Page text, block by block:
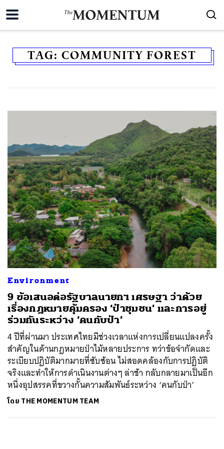
TAG: COMMUNITY FOREST
Environment
9 ข้อเสนอต่อรัฐบาลนายกฯ เศรษฐา ว่าด้วย
เรื่องกฎหมายคุ้มครอง ‘ป่าชุมชน’ และการอยู่
ร่วมกันระหว่าง ‘คนกับป่า’
4 ปีที่ผ่านมา ประเทศไทยมีช่วงเวลาแห่งการเปลี่ยนแปลงครั้ง
สำคัญในด้านกฎหมายป่าไม้หลายประการ ทว่าข้อจำกัดและ
ระเบียบปฏิบัติมากมายที่ซับซ้อน ไม่สอดคล้องกับการปฏิบัติ
จริงและทำให้การดำเนินงานต่างๆ ล่าช้า กลับกลายมาเป็นอีก
หนึ่งอุปสรรคที่ขวางกั้นความสัมพันธ์ระหว่าง ‘คนกับป่า’
โดย THE MOMENTUM TEAM
ค้นหา
SHARE